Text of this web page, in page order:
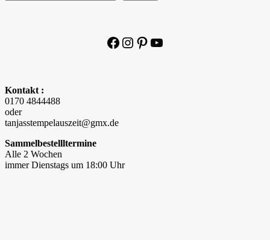
Facebook
Instagram
Pinterest
YouTube
Kontakt :
0170 4844488
oder
tanjasstempelauszeit@gmx.de
Sammelbestellltermine
Alle 2 Wochen
immer Dienstags um 18:00 Uhr